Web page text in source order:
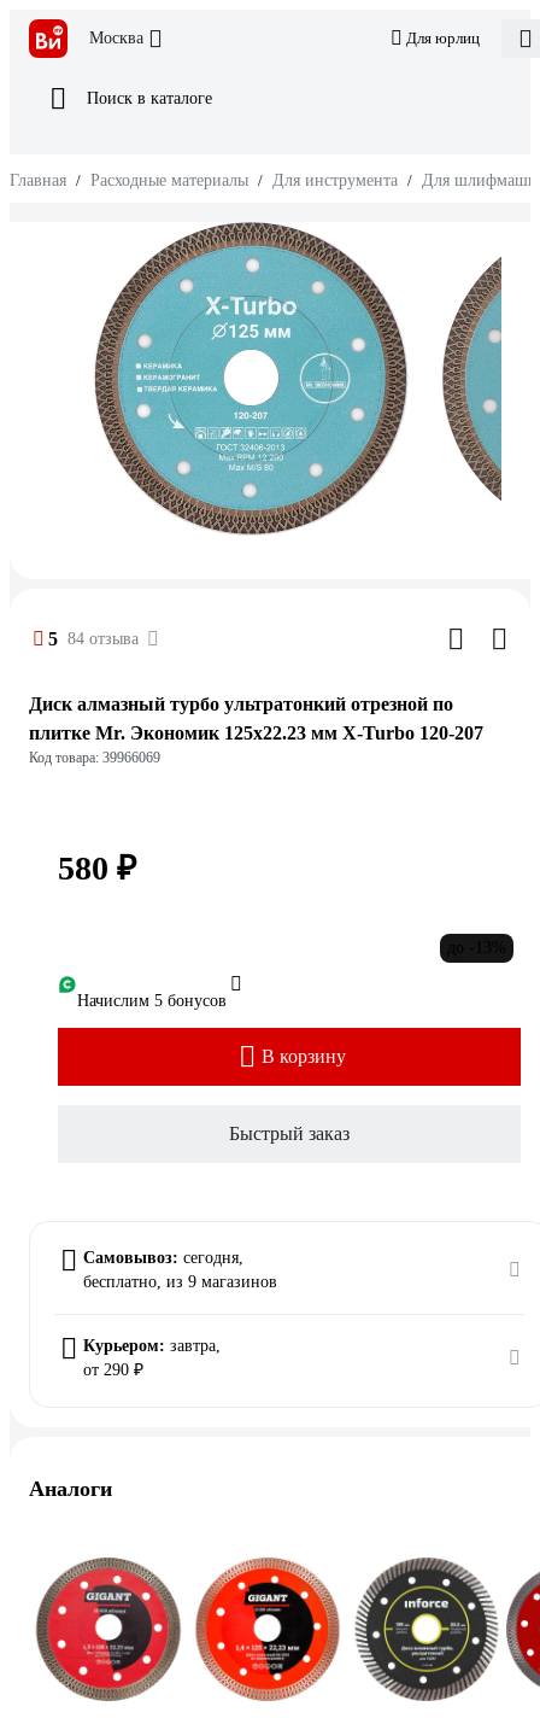
Москва Для юрлиц
Поиск в каталоге
Главная / Расходные материалы / Для инструмента / Для
5 84 отзыва
Диск алмазный турбо ультратонкий отрезной по
плитке Mr. Экономик 125x22.23 мм X-Turbo 120-207
Код товара: 39966069
580 ₽
Начислим 5 бонусов
В корзину
Быстрый заказ
Самовывоз: сегодня,
бесплатно, из 9 магазинов
Курьером: завтра,
от 290 ₽
Аналоги